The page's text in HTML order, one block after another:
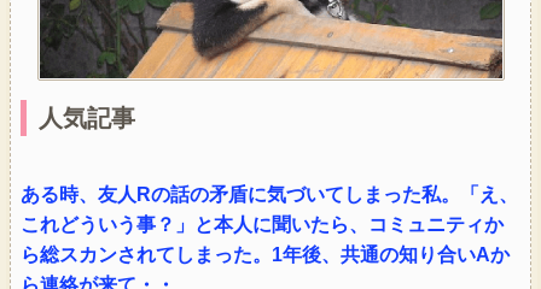
人気記事
ある時、友人Rの話の矛盾に気づいてしまった私。「え、
これどういう事？」と本人に聞いたら、コミュニティか
ら総スカンされてしまった。1年後、共通の知り合いAか